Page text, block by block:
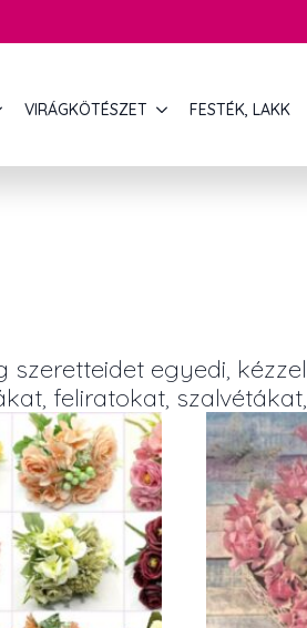
VIRÁGKÖTÉSZET FESTÉK, LAKK
egyedi,
feliratokat,